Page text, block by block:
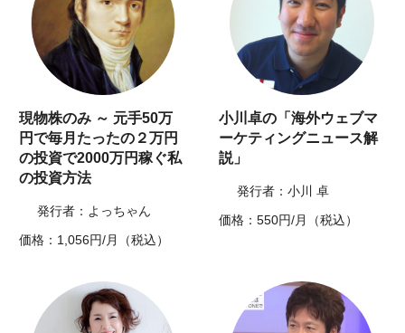
現物株のみ ～ 元手50万
円で毎月たったの２万円
の投資で2000万円稼ぐ私
の投資方法
発行者：よっちゃん
価格：1,056円/月（税込）
小川卓の「海外ウェブマ
ーケティングニュース解
説」
発行者：小川 卓
価格：550円/月（税込）